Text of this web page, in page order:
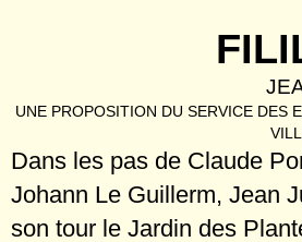
UNE PROPOSITION DU SERVICE DES
Dans les pas de Claude
Johann Le Guillerm, Jean
son tour le Jardin des